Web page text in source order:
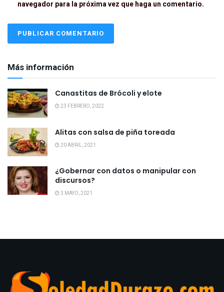
navegador para la próxima vez que haga un comentario.
Más información
Canastitas de Brócoli y elote
23 FEBRERO, 2022
Alitas con salsa de piña toreada
20 ABRIL, 2021
¿Gobernar con datos o manipular con
discursos?
3 MAYO, 2021